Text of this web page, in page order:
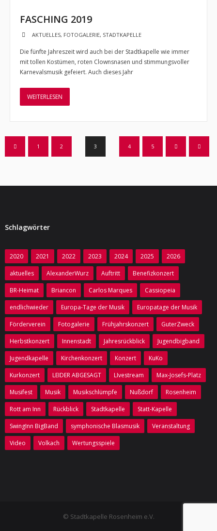
FASCHING 2019
AKTUELLES, FOTOGALERIE, STADTKAPELLE
Die fünfte Jahreszeit wird auch bei der Stadtkapelle wie immer
mit tollen Kostümen, roten Clownsnasen und stimmungsvoller
Karnevalsmusik gefeiert. Auch dieses Jahr
WEITERLESEN
1 2 3 4 5
Schlagwörter
2020 2021 2022 2023 2024 2025 2026
aktuelles AlexanderWurz Auftritt Benefizkonzert
BR-Heimat Briancon Carlos Marques Cassiopeia
endlichwieder Europa-Tage der Musik Europatage der Musik
Förderverein Fotogalerie Frühjahrskonzert GuterZweck
Herbstkonzert Innenstadt Jahresrückblick Jugendbigband
Jugendkapelle Kirchenkonzert Konzert KuKo
Kurkonzert LEIDER ABGESAGT LIvestream Max-Josefs-Platz
Musifest Musik Musikschlümpfe Nußdorf Rosenheim
Rott am Inn Rückblick Stadtkapelle Statt-Kapelle
SwingInn BigBand symphonische Blasmusik Veranstaltung
Video Volkach Wertungsspiele
© Stadtkapelle Rosenheim e.V.